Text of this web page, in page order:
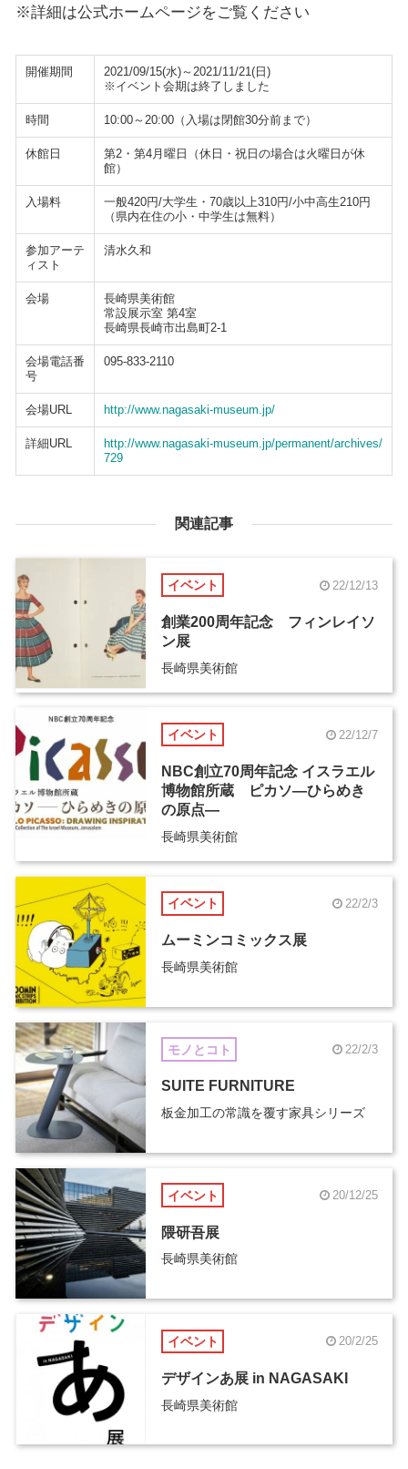
※詳細は公式ホームページをご覧ください
開催期間
2021/09/15(水)～2021/11/21(日)
※イベント会期は終了しました
時間 10:00～20:00（入場は閉館30分前まで）
休館日
第2・第4月曜日（休日・祝日の場合は火曜日が休
館）
入場料
一般420円/大学生・70歳以上310円/小中高生210円
（県内在住の小・中学生は無料）
参加アーテ
ィスト
清水久和
会場
長崎県美術館
常設展示室 第4室
長崎県長崎市出島町2-1
会場電話番
号
095-833-2110
会場URL http://www.nagasaki-museum.jp/
詳細URL
http://www.nagasaki-museum.jp/permanent/archives/
729
関連記事
イベント 22/12/13
創業200周年記念 フィンレイソ
ン展
長崎県美術館
イベント 22/12/7
NBC創立70周年記念 イスラエル
博物館所蔵 ピカソ―ひらめき
の原点―
長崎県美術館
イベント 22/2/3
ムーミンコミックス展
長崎県美術館
モノとコト 22/2/3
SUITE FURNITURE
板金加工の常識を覆す家具シリーズ
イベント 20/12/25
隈研吾展
長崎県美術館
イベント 20/2/25
デザインあ展 in NAGASAKI
長崎県美術館